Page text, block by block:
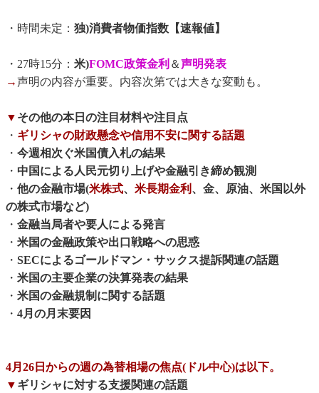
・時間未定： 独)消費者物価指数【速報値】
・27時15分： 米)FOMC政策金利 ＆声明発表
→声明の内容が重要。内容次第では大きな変動も。
▼ その他の本日の注目材料や注目点
・ ギリシャの財政懸念や信用不安に関する話題
・ 今週相次ぐ米国債入札の結果
・ 中国による人民元切り上げや金融引き締め観測
・ 他の金融市場(米株式、 米長期金利 、金、原油、米国以外
の株式市場など)
・ 金融当局者や要人による発言
・ 米国の金融政策や出口戦略への思惑
・ SECによるゴールドマン・サックス提訴関連の話題
・ 米国の主要企業の決算発表の結果
・ 米国の金融規制に関する話題
・ 4月の月末要因
4月26日からの週の為替相場の焦点(ドル中心)は以下。
▼ ギリシャに対する支援関連の話題